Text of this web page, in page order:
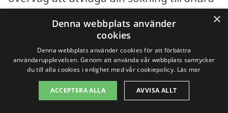
närliggande städer. Här är några städer i
omgivningen där du också kan hitta
experter på området:
Skellefteå
×
Denna webbplats använder
cookies
Denna webbplats använder cookies för att förbättra
användarupplevelsen. Genom att använda vår webbplats samtycker
du till alla cookies i enlighet med vår cookiepolicy. Läs mer
ACCEPTERA ALLA AVVISA ALLT